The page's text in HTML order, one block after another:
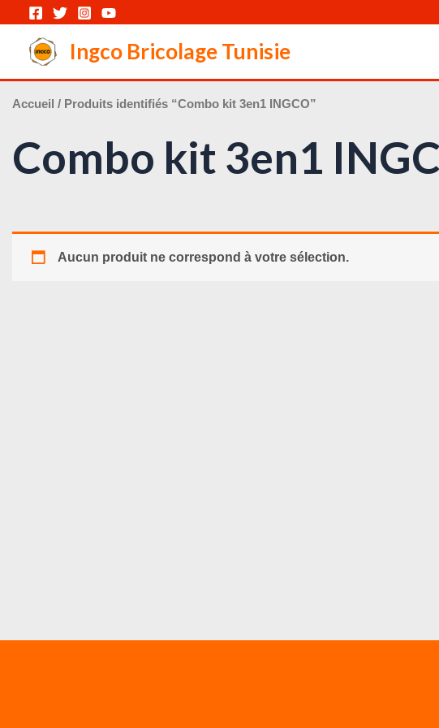
contenu
Ingco Bricolage Tunisie
Accueil / Produits identifiés “Combo kit 3en1 INGCO”
Combo kit 3en1
Aucun produit ne correspond à votre sélection.